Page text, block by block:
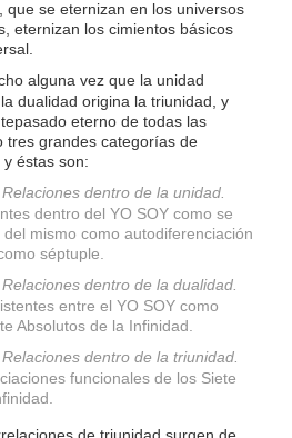
que se eternizan en los universos
eternizan los cimientos básicos
alguna vez que la unidad
dualidad origina la triunidad, y
eterno de todas las
tres grandes categorías de
éstas son:
Relaciones dentro de la unidad.
dentro del YO SOY como se
mismo como autodiferenciación
séptuple.
Relaciones dentro de la dualidad.
entre el YO SOY como
Absolutos de la Infinidad.
Relaciones dentro de la triunidad.
funcionales de los Siete